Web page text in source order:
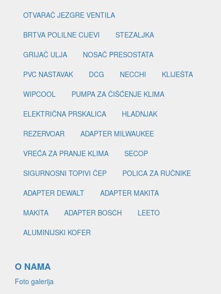
OTVARAČ JEZGRE VENTILA
BRTVA POLILNE CIJEVI
STEZALJKA
GRIJAČ ULJA
NOSAČ PRESOSTATA
PVC NASTAVAK
DCG NECCHI
KLIJEŠTA
WIPCOOL
PUMPA ZA ČIŠĆENJE KLIMA
ELEKTRIČNA PRSKALICA
HLADNJAK
REZERVOAR
ADAPTER MILWAUKEE
VREĆA ZA PRANJE KLIMA
SECOP
SIGURNOSNI TOPIVI ČEP
POLICA ZA RUČNIKE
ADAPTER DEWALT
ADAPTER MAKITA
MAKITA
ADAPTER BOSCH
LEETO
ALUMINIJSKI KOFER
O NAMA
Foto galerija